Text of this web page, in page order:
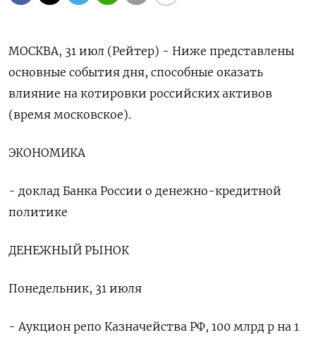
МОСКВА, 31 июл (Рейтер) - Ниже представлены
основные события дня, способные оказать
влияние на котировки российских активов
(время московское).
ЭКОНОМИКА
- доклад Банка России о денежно-кредитной
политике
ДЕНЕЖНЫЙ РЫНОК
Понедельник, 31 июля
- Аукцион репо Казначейства РФ, 100 млрд р на 1